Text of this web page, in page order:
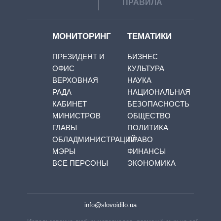
ПРАВИЛА
МОНИТОРИНГ
ПРЕЗИДЕНТ И
ОФИС
ВЕРХОВНАЯ
РАДА
КАБИНЕТ
МИНИСТРОВ
ГЛАВЫ
ОБЛАДМИНИСТРАЦИЙ
МЭРЫ
ВСЕ ПЕРСОНЫ
ТЕМАТИКИ
БИЗНЕС
КУЛЬТУРА
НАУКА
НАЦИОНАЛЬНАЯ
БЕЗОПАСНОСТЬ
ОБЩЕСТВО
ПОЛИТИКА
ПРАВО
ФИНАНСЫ
ЭКОНОМИКА
info@slovoidilo.ua